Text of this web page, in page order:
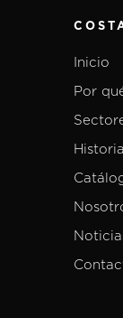
Inicio
Por